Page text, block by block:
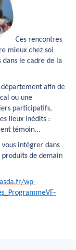
Ces rencontres
mieux chez soi
dans le cadre de la
département afin de
ou une
participatifs,
lieux inédits :
témoin...
intégrer dans
produits de demain
wp-